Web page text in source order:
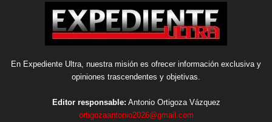
En Expediente Ultra, nuestra misión es ofrecer información exclusiva y
opiniones trascendentes y objetivas.
Editor responsable: Antonio Ortigoza Vázquez
ortigozaantonio2026@gmail.com